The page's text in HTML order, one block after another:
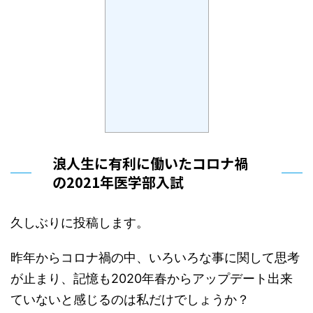
浪人生に有利に働いたコロナ禍
の2021年医学部入試
久しぶりに投稿します。
昨年からコロナ禍の中、いろいろな事に関して思考
が止まり、記憶も2020年春からアップデート出来
ていないと感じるのは私だけでしょうか？